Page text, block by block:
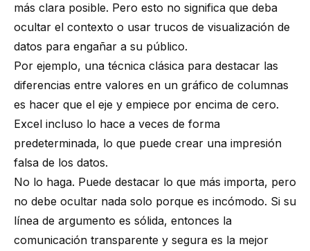
más clara posible. Pero esto no significa que deba
ocultar el contexto o usar trucos de visualización de
datos para engañar a su público.
Por ejemplo, una técnica clásica para destacar las
diferencias entre valores en un gráfico de columnas
es hacer que el eje y empiece por encima de cero.
Excel incluso lo hace a veces de forma
predeterminada, lo que puede crear una impresión
falsa de los datos.
No lo haga. Puede destacar lo que más importa, pero
no debe ocultar nada solo porque es incómodo. Si su
línea de argumento es sólida, entonces la
comunicación transparente y segura es la mejor